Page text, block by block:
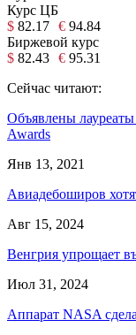
Курс ЦБ
$ 82.17 € 94.84
Биржевой курс
$ 82.43 € 95.31
Сейчас читают:
Объявлены
Awards
Янв 13, 2021
Авиадебоширов
Авг 15, 2024
Венгрия упрощает
Июл 31, 2024
Аппарат NASA